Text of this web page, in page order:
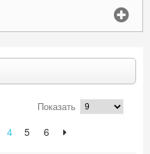
Показать
4 5 6